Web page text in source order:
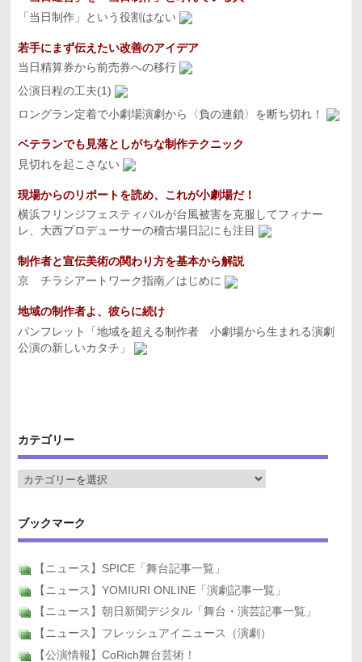
「当日制作」という役割はない
若手にまず伝えたい改善のアイデア
当日精算券から前売券への移行
公演日程の工夫(1)
ロングラン定着で小劇場演劇から〈負の連鎖〉を断ち切れ！
ベテランでも見落としがちな制作テクニック
見切れを起こさない
現場からのリポートを読め、これが小劇場だ！
横浜フリンジフェスティバルが台風被害を克服してフィナー
レ、大西プロデューサーの稽古場日記にも注目
制作者と宣伝美術の関わり方を基本から解説
京 チラシアートワーク指南／はじめに
地域の制作者よ、彼らに続け
パンフレット「地域を超える制作者 小劇場から生まれる演劇
公演の新しいカタチ」
カテゴリー
ブックマーク
【ニュース】SPICE「舞台記事一覧」
【ニュース】YOMIURI ONLINE「演劇記事一覧」
【ニュース】朝日新聞デジタル「舞台・演芸記事一覧」
【ニュース】フレッシュアイニュース（演劇）
【公演情報】CoRich舞台芸術！